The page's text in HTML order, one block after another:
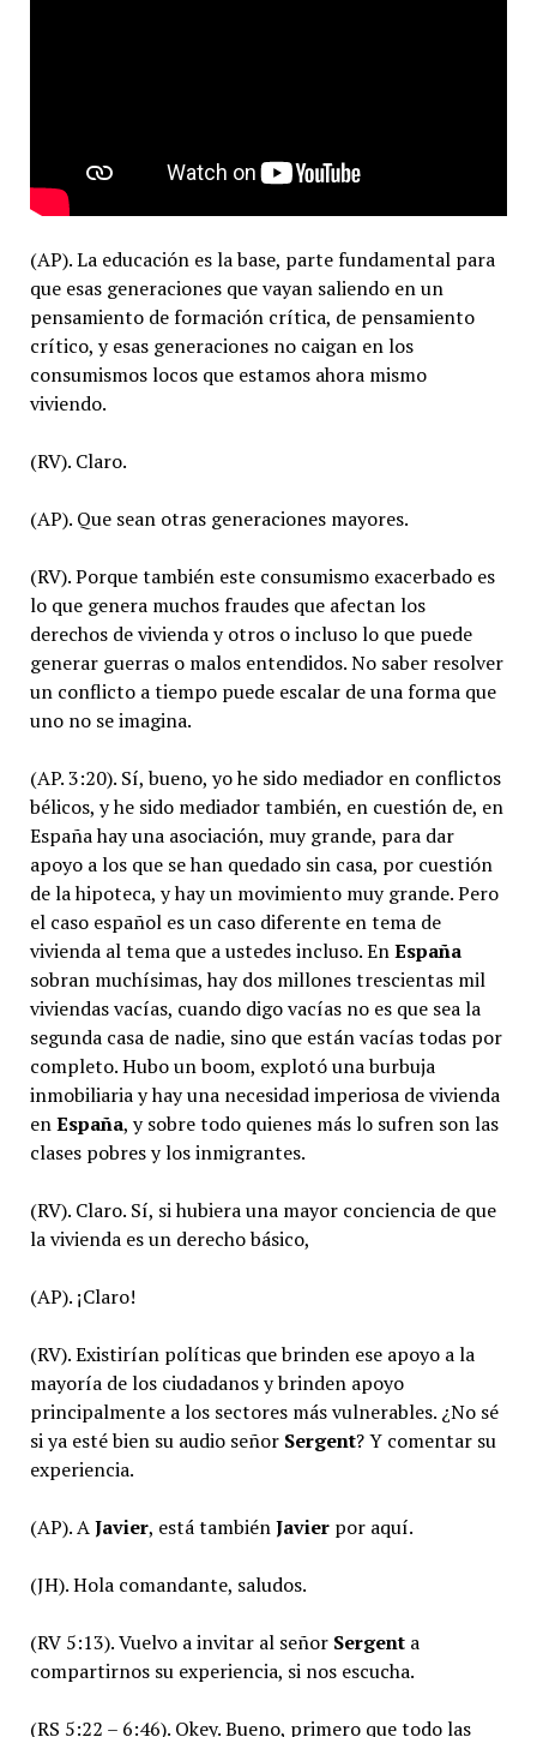
(AP). La educación es la base, parte fundamental para
que esas generaciones que vayan saliendo en un
pensamiento de formación crítica, de pensamiento
crítico, y esas generaciones no caigan en los
consumismos locos que estamos ahora mismo
viviendo.
(RV). Claro.
(AP). Que sean otras generaciones mayores.
(RV). Porque también este consumismo exacerbado es
lo que genera muchos fraudes que afectan los
derechos de vivienda y otros o incluso lo que puede
generar guerras o malos entendidos. No saber resolver
un conflicto a tiempo puede escalar de una forma que
uno no se imagina.
(AP. 3:20). Sí, bueno, yo he sido mediador en conflictos
bélicos, y he sido mediador también, en cuestión de, en
España hay una asociación, muy grande, para dar
apoyo a los que se han quedado sin casa, por cuestión
de la hipoteca, y hay un movimiento muy grande. Pero
el caso español es un caso diferente en tema de
vivienda al tema que a ustedes incluso. EnEspaña
sobran muchísimas, hay dos millones trescientas mil
viviendas vacías, cuando digo vacías no es que sea la
segunda casa de nadie, sino que están vacías todas por
completo. Hubo un boom, explotó una burbuja
inmobiliaria y hay una necesidad imperiosa de vivienda
enEspaña, y sobre todo quienes más lo sufren son las
clases pobres y los inmigrantes.
(RV). Claro. Sí, si hubiera una mayor conciencia de que
la vivienda es un derecho básico,
(AP). ¡Claro!
(RV). Existirían políticas que brinden ese apoyo a la
mayoría de los ciudadanos y brinden apoyo
principalmente a los sectores más vulnerables. ¿No sé
si ya esté bien su audio señor Sergent? Y comentar su
experiencia.
(AP). AJavier, está tambiénJavierpor aquí.
(JH). Hola comandante, saludos.
(RV 5:13). Vuelvo a invitar al señor Sergenta
compartirnos su experiencia, si nos escucha.
(RS 5:22 – 6:46). Okey. Bueno, primero que todo las